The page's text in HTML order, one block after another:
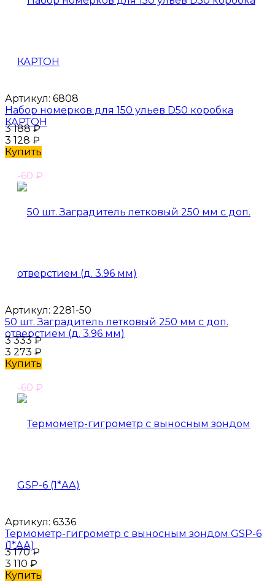
Артикул: 6808
Набор номерков для 150 ульев D50 коробка
КАРТОН
3 188₽
3 128 ₽
Купить
-60 ₽
Артикул: 2281-50
50 шт. Заградитель летковый 250 мм с доп.
отверстием (д. 3.96 мм)
3 333₽
3 273 ₽
Купить
-60 ₽
Артикул: 6336
Термометр-гигрометр с выносным зондом GSP-6
(1*АА)
3 170₽
3 110 ₽
Купить